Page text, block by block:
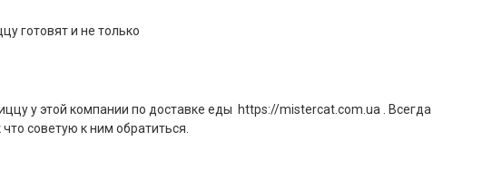
готовят и не только
у этой компании по доставке еды https://mistercat.com.ua . Всегда
советую к ним обратиться.